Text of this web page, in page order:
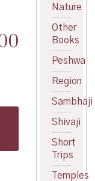
Current
price
₹350.00.
Nature
Other
Books
Peshwa
Region
Sambhaji
Shivaji
Short
Trips
Temples